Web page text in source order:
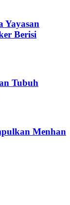
Yayasan
Berisi
Tubuh
Menhan